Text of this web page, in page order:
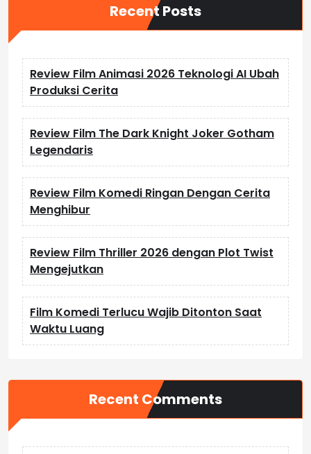
Recent Posts
Review Film Animasi 2026 Teknologi AI Ubah
Produksi Cerita
Review Film The Dark Knight Joker Gotham
Legendaris
Review Film Komedi Ringan Dengan Cerita
Menghibur
Review Film Thriller 2026 dengan Plot Twist
Mengejutkan
Film Komedi Terlucu Wajib Ditonton Saat
Waktu Luang
Recent Comments